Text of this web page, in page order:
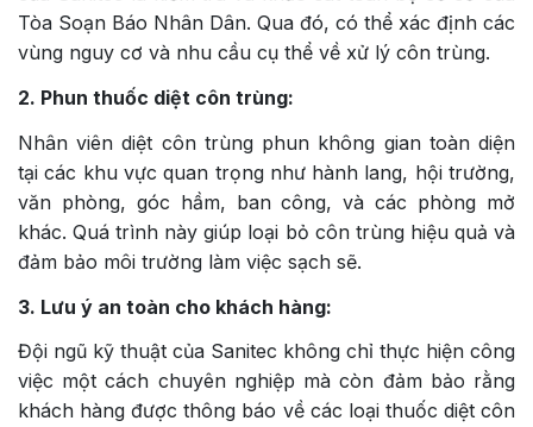
Tòa Soạn Báo Nhân Dân. Qua đó, có thể xác định các
vùng nguy cơ và nhu cầu cụ thể về xử lý côn trùng.
2. Phun thuốc diệt côn trùng:
Nhân viên diệt côn trùng phun không gian toàn diện
tại các khu vực quan trọng như hành lang, hội trường,
văn phòng, góc hầm, ban công, và các phòng mở
khác. Quá trình này giúp loại bỏ côn trùng hiệu quả và
đảm bảo môi trường làm việc sạch sẽ.
3. Lưu ý an toàn cho khách hàng:
Đội ngũ kỹ thuật của Sanitec không chỉ thực hiện công
việc một cách chuyên nghiệp mà còn đảm bảo rằng
khách hàng được thông báo về các loại thuốc diệt côn